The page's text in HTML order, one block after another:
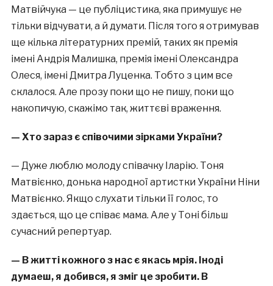
Матвійчука — це публіцистика, яка примушує не
тільки відчувати, а й думати. Після того я отримував
ще кілька літературних премій, таких як премія
імені Андрія Малишка, премія імені Олександра
Олеся, імені Дмитра Луценка. Тобто з цим все
склалося. Але прозу поки що не пишу, поки що
накопичую, скажімо так, життєві враження.
— Хто зараз є співочими зірками України?
— Дуже люблю молоду співачку Іларію. Тоня
Матвієнко, донька народної артистки України Ніни
Матвієнко. Якщо слухати тільки її голос, то
здається, що це співає мама. Але у Тоні більш
сучасний репертуар.
— В житті кожного з нас є якась мрія. Іноді
думаеш, я добився, я зміг це зробити. В